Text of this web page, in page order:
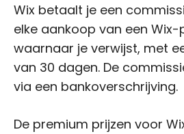
Wix betaalt je een
elke aankoop van een
waarnaar je verwijst, met
van 30 dagen. De
via een bankoverschrijving.
De premium prijzen voor